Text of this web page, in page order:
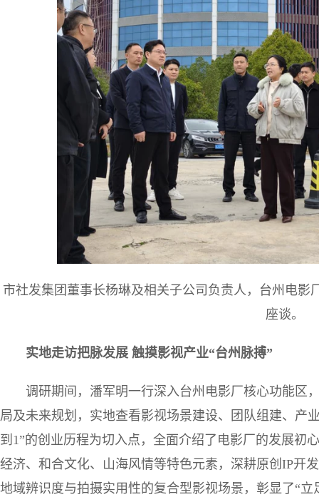
市社发集团董事长杨琳及相关子公司负责人，台州电影
座谈。
实地走访把脉发展 触摸影视产业“台州脉搏”
调研期间，潘军明一行深入台州电影厂核心功能区
局及未来规划，实地查看影视场景建设、团队组建、产
到1”的创业历程为切入点，全面介绍了电影厂的发展初
经济、和合文化、山海风情等特色元素，深耕原创IP开
地域辨识度与拍摄实用性的复合型影视场景，彰显了“